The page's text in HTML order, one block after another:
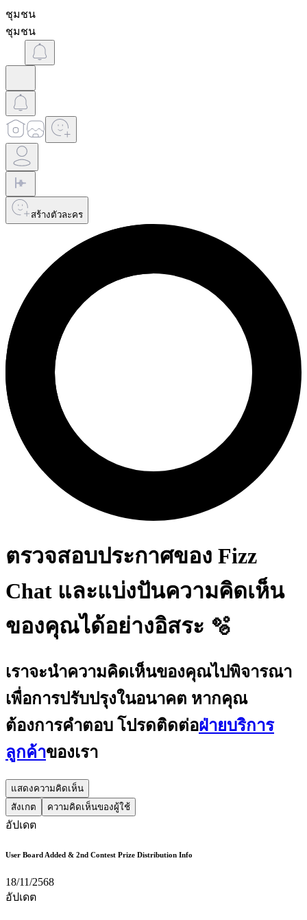
ชุมชน
ชุมชน
สร้างตัวละคร
ตรวจสอบประกาศของ Fizz
Chat และแบ่งปันความคิดเห็น
ของคุณได้อย่างอิสระ 🫧
เราจะนำความคิดเห็นของคุณไปพิจารณา
เพื่อการปรับปรุงในอนาคต หากคุณ
ต้องการคำตอบ โปรดติดต่อฝ่ายบริการ
ลูกค้าของเรา
แสดงความคิดเห็น
สังเกต
ความคิดเห็นของผู้ใช้
อัปเดต
User Board Added & 2nd Contest Prize Distribution Info
18/11/2568
อัปเดต